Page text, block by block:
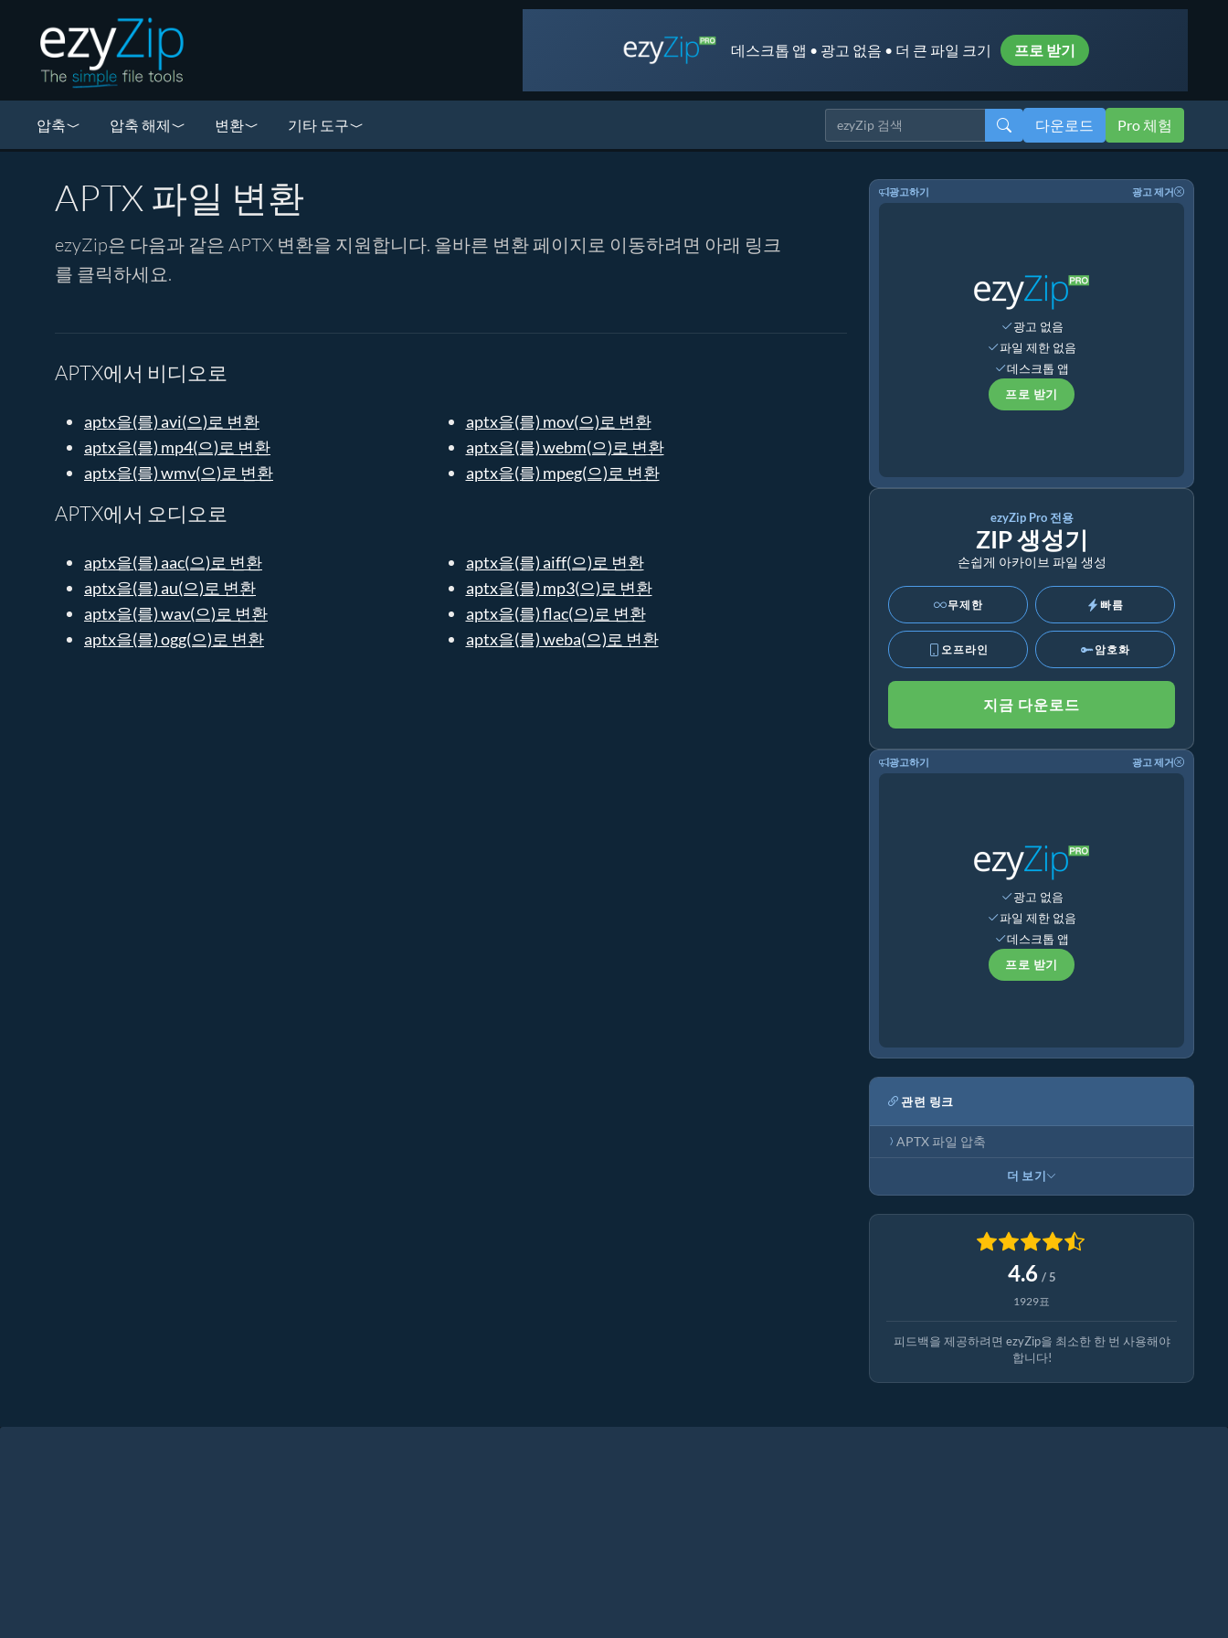
데스크톱 앱 • 광고 없음 • 더 큰 파일 크기 프로 받기
압축 압축 해제 변환 기타 도구 다운로드 Pro 체험
APTX 파일 변환
ezyZip은 다음과 같은 APTX 변환을 지원합니다. 올바른 변환 페이지로 이동하려면 아래 링크
를 클릭하세요.
APTX에서 비디오로
aptx을(를) avi(으)로 변환
aptx을(를) mov(으)로 변환
aptx을(를) mp4(으)로 변환
aptx을(를) webm(으)로 변환
aptx을(를) wmv(으)로 변환
aptx을(를) mpeg(으)로 변환
APTX에서 오디오로
aptx을(를) aac(으)로 변환
aptx을(를) aiff(으)로 변환
aptx을(를) au(으)로 변환
aptx을(를) mp3(으)로 변환
aptx을(를) wav(으)로 변환
aptx을(를) flac(으)로 변환
aptx을(를) ogg(으)로 변환
aptx을(를) weba(으)로 변환
광고하기 광고 제거
광고 없음
파일 제한 없음
데스크톱 앱
프로 받기
ezyZip Pro 전용
ZIP 생성기
손쉽게 아카이브 파일 생성
무제한 빠름
오프라인 암호화
지금 다운로드
광고하기 광고 제거
광고 없음
파일 제한 없음
데스크톱 앱
프로 받기
관련 링크
APTX 파일 압축
더 보기
4.6 / 5
1929표
피드백을 제공하려면 ezyZip을 최소한 한 번 사용해야
합니다!